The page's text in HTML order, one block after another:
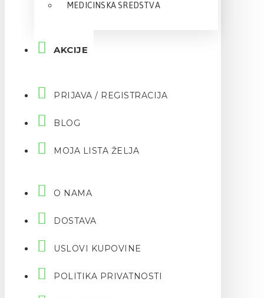
MEDICINSKA SREDSTVA
AKCIJE
PRIJAVA / REGISTRACIJA
BLOG
MOJA LISTA ŽELJA
O NAMA
DOSTAVA
USLOVI KUPOVINE
POLITIKA PRIVATNOSTI